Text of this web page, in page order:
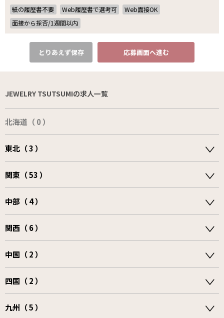
紙の履歴書不要 Web履歴書で選考可
Web面接OK
面接から採否/1週間以内
とりあえず保存 応募画面へ進む
JEWELRY TSUTSUMIの求人一覧
北海道（ 0 ）
東北（ 3 ）
関東（ 53 ）
中部（ 4 ）
関西（ 6 ）
中国（ 2 ）
四国（ 2 ）
九州（ 5 ）